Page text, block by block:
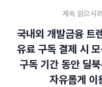
계속 읽으시
국내외 개발금융 트
유료 구독 결제 시
구독 기간 동안 딜
자유롭게 이